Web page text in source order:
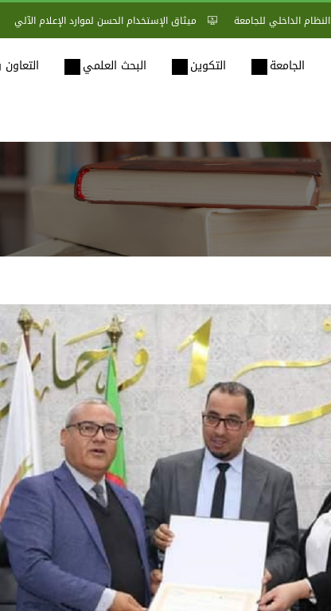
النظام الداخلي للجامعة ميثاق الإستخدام الحسن لموارد الإعلام الآلي
الجامعة التكوين البحث العلمي